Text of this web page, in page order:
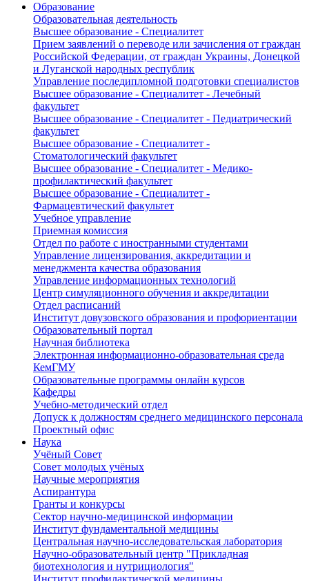
Образование
Образовательная деятельность
Высшее образование - Специалитет
Прием заявлений о переводе или зачисления от граждан
Российской Федерации, от граждан Украины, Донецкой
и Луганской народных республик
Управление последипломной подготовки специалистов
Высшее образование - Специалитет - Лечебный
факультет
Высшее образование - Специалитет - Педиатрический
факультет
Высшее образование - Специалитет -
Стоматологический факультет
Высшее образование - Специалитет - Медико-
профилактический факультет
Высшее образование - Специалитет -
Фармацевтический факультет
Учебное управление
Приемная комиссия
Отдел по работе с иностранными студентами
Управление лицензирования, аккредитации и
менеджмента качества образования
Управление информационных технологий
Центр симуляционного обучения и аккредитации
Отдел расписаний
Институт довузовского образования и профориентации
Образовательный портал
Научная библиотека
Электронная информационно-образовательная среда
КемГМУ
Образовательные программы онлайн курсов
Кафедры
Учебно-методический отдел
Допуск к должностям среднего медицинского персонала
Проектный офис
Наука
Учёный Cовет
Совет молодых учёных
Научные мероприятия
Аспирантура
Гранты и конкурсы
Сектор научно-медицинской информации
Институт фундаментальной медицины
Центральная научно-исследовательская лаборатория
Научно-образовательный центр "Прикладная
биотехнология и нутрициология"
Институт профилактической медицины